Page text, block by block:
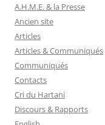
A.H.M.E. & la Presse
Ancien site
Articles
Articles & Communiqués
Communiqués
Contacts
Cri du Hartani
Discours & Rapports